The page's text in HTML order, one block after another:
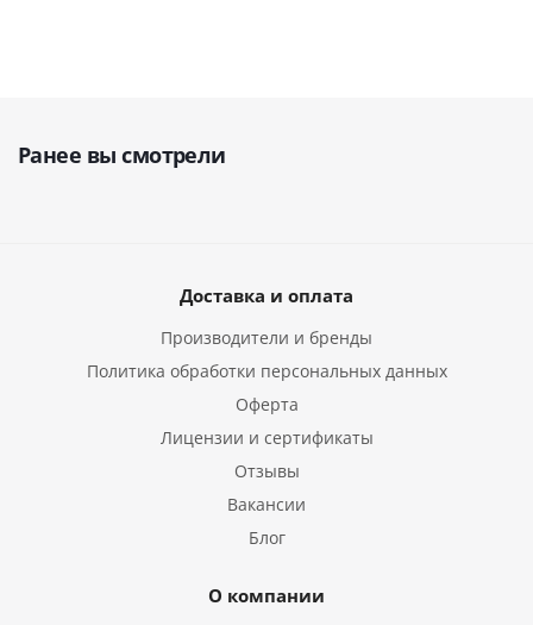
Ранее вы смотрели
Доставка и оплата
Производители и бренды
Политика обработки персональных данных
Оферта
Лицензии и сертификаты
Отзывы
Вакансии
Блог
О компании